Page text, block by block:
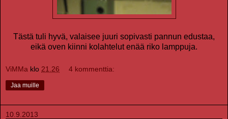
Tästä tuli hyvä, valaisee juuri sopivasti pannun edustaa,
eikä oven kiinni kolahtelut enää riko lamppuja.
ViMMa klo 21.26 4 kommenttia:
Jaa muille
10.9.2013